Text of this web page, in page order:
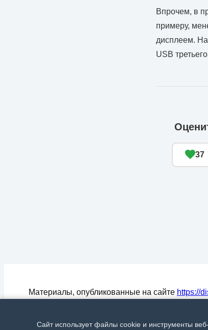
Впрочем, в
примеру,
дисплеем. На
USB
37
Материалы, опубликованные на сайте https://
Сайт использует файлы cookie и инструменты